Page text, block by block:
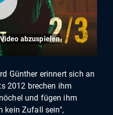
abzuspielen
Günther erinnert sich an
2012 brechen ihm
und fügen ihm
kein Zufall sein",